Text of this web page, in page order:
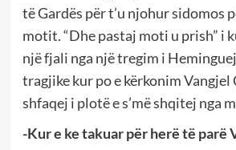
të Gardës për t’u njohur sidomos
motit. “Dhe pastaj moti u prish” i
një fjali nga një tregim i
tragjike kur po e kërkonim Vangjel
shfaqej i plotë e s’më shqitej nga
-Kur e ke takuar për herë të parë